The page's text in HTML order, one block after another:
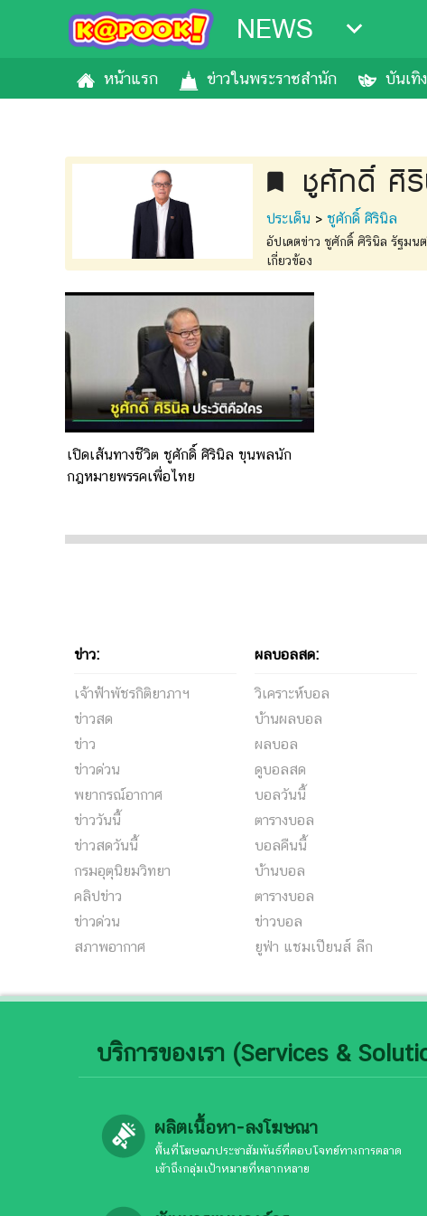
NEWS
หน้าแรก ข่าวในพระราชสำนัก บันเทิ
bookmark ชูศักดิ์ ศิ
ประเด็น > ชูศักดิ์ ศิรินิล
อัปเดตข่าว ชูศักดิ์ ศิรินิล รัฐมน
เกี่ยวข้อง
เปิดเส้นทางชีวิต ชูศักดิ์ ศิรินิล ขุนพลนัก
กฎหมายพรรคเพื่อไทย
ข่าว:
เจ้าฟ้าพัชรกิติยาภาฯ
ข่าวสด
ข่าว
ข่าวด่วน
พยากรณ์อากาศ
ข่าววันนี้
ข่าวสดวันนี้
กรมอุตุนิยมวิทยา
คลิปข่าว
ข่าวด่วน
สภาพอากาศ
ผลบอลสด:
วิเคราะห์บอล
บ้านผลบอล
ผลบอล
ดูบอลสด
บอลวันนี้
ตารางบอล
บอลคืนนี้
บ้านบอล
ตารางบอล
ข่าวบอล
ยูฟ่า แชมเปียนส์ ลีก
บริการของเรา (Services &
ผลิตเนื้อหา-ลงโฆษณา
พื้นที่โฆษณาประชาสัมพันธ์ที่ตอบโจทย์ทางการตลาด
เข้าถึงกลุ่มเป้าหมายที่หลากหลาย